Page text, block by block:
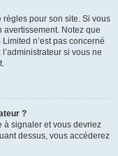
pour son site. Si vous
Notez que
n’est pas concerné
si vous ne
?
à signaler et vous devriez
dessus, vous accéderez